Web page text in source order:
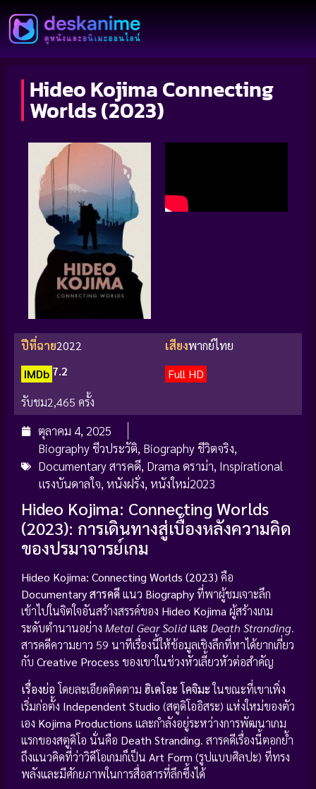
Hideo Kojima Connecting
Worlds (2023)
ปีที่ฉาย2022 เสียงพากย์ไทย
IMDb 7.2
Full HD
รับชม2,465 ครั้ง
ตุลาคม 4, 2025
Biography ชีวประวัติ, Biography ชีวิตจริง,
Documentary สารคดี, Drama ดราม่า, Inspirational
แรงบันดาลใจ, หนังฝรั่ง, หนังใหม่2023
Hideo Kojima: Connecting Worlds
(2023): การเดินทางสู่เบื้องหลังความคิด
ของปรมาจารย์เกม
Hideo Kojima: Connecting Worlds (2023) คือ
Documentary สารคดีแนว Biographyที่พาผู้ชมเจาะลึก
เข้าไปในจิตใจอันสร้างสรรค์ของ Hideo Kojimaผู้สร้างเกม
ระดับตำนานอย่าง Metal Gear Solidและ Death Stranding.
สารคดีความยาว 59 นาทีเรื่องนี้ให้ข้อมูลเชิงลึกที่หาได้ยากเกี่ยว
กับ Creative Process ของเขาในช่วงหัวเลี้ยวหัวต่อสำคัญ
เรื่องย่อ โดยละเอียดติดตาม ฮิเดโอะ โคจิมะในขณะที่เขาเพิ่ง
เริ่มก่อตั้ง Independent Studio (สตูดิโออิสระ) แห่งใหม่ของตัว
เอง Kojima Productions และกำลังอยู่ระหว่างการพัฒนาเกม
แรกของสตูดิโอ นั่นคือ Death Stranding. สารคดีเรื่องนี้ตอกย้ำ
ถึงแนวคิดที่ว่าวิดีโอเกมก็เป็น Art Form (รูปแบบศิลปะ) ที่ทรง
พลังและมีศักยภาพในการสื่อสารที่ลึกซึ้งได้